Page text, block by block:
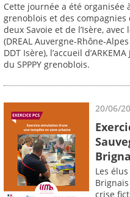
Cette journée a été organisée
grenoblois et des
deux Savoie et de l’Isère,
(DREAL Auvergne-Rhône-
DDT Isère), l’accueil
du SPPPY grenoblois.
20/06/
Les
crise